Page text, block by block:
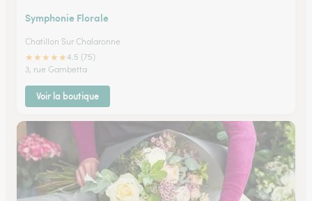
Symphonie Florale
Chatillon Sur Chalaronne
★★★★★4.5 (75)
3, rue Gambetta
Voir la boutique